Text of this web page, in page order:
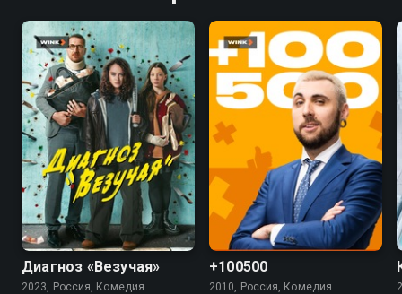
7.4
Диагноз «Везучая»
2023, Россия, Комедия
5.5 4.5
+100500
2010, Россия, Комедия